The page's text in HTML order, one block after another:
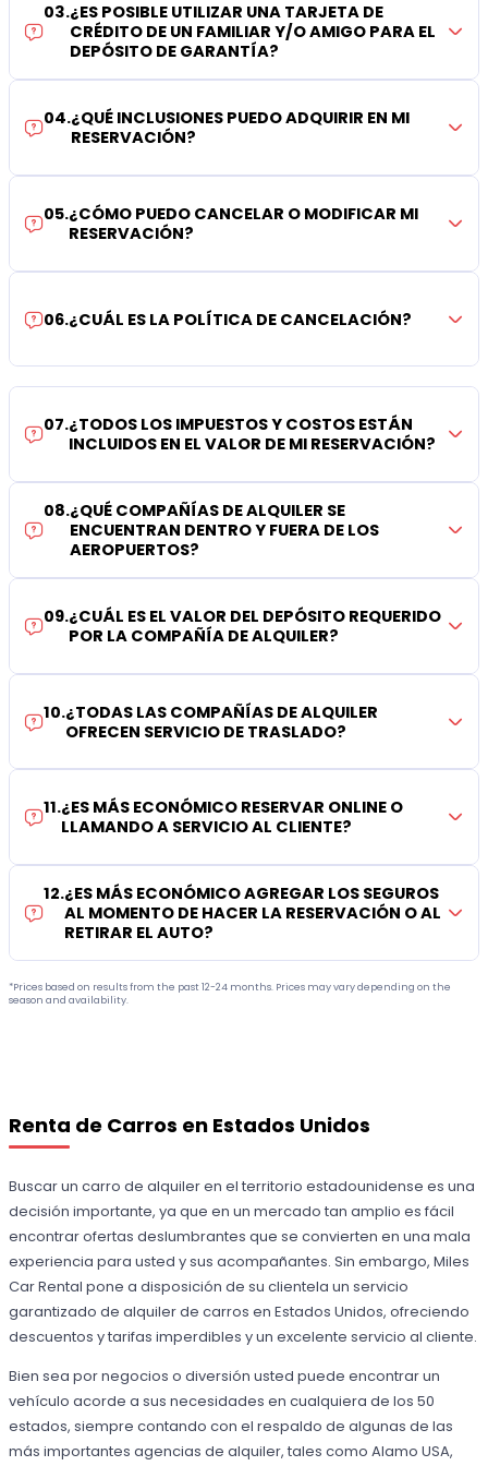
03.¿ES POSIBLE UTILIZAR UNA TARJETA DE
CRÉDITO DE UN FAMILIAR Y/O AMIGO PARA EL
DEPÓSITO DE GARANTÍA?
04.¿QUÉ INCLUSIONES PUEDO ADQUIRIR EN MI
RESERVACIÓN?
05.¿CÓMO PUEDO CANCELAR O MODIFICAR MI
RESERVACIÓN?
06.¿CUÁL ES LA POLÍTICA DE CANCELACIÓN?
07.¿TODOS LOS IMPUESTOS Y COSTOS ESTÁN
INCLUIDOS EN EL VALOR DE MI RESERVACIÓN?
08.¿QUÉ COMPAÑÍAS DE ALQUILER SE
ENCUENTRAN DENTRO Y FUERA DE LOS
AEROPUERTOS?
09.¿CUÁL ES EL VALOR DEL DEPÓSITO REQUERIDO
POR LA COMPAÑÍA DE ALQUILER?
10.¿TODAS LAS COMPAÑÍAS DE ALQUILER
OFRECEN SERVICIO DE TRASLADO?
11.¿ES MÁS ECONÓMICO RESERVAR ONLINE O
LLAMANDO A SERVICIO AL CLIENTE?
12.¿ES MÁS ECONÓMICO AGREGAR LOS SEGUROS
AL MOMENTO DE HACER LA RESERVACIÓN O AL
RETIRAR EL AUTO?
*Prices based on results from the past 12-24 months. Prices may vary depending on the
season and availability.
Renta de Carros en Estados Unidos
Buscar un carro de alquiler en el territorio estadounidense es una
decisión importante, ya que en un mercado tan amplio es fácil
encontrar ofertas deslumbrantes que se convierten en una mala
experiencia para usted y sus acompañantes. Sin embargo, Miles
Car Rental pone a disposición de su clientela un servicio
garantizado de alquiler de carros en Estados Unidos, ofreciendo
descuentos y tarifas imperdibles y un excelente servicio al cliente.
Bien sea por negocios o diversión usted puede encontrar un
vehículo acorde a sus necesidades en cualquiera de los 50
estados, siempre contando con el respaldo de algunas de las
más importantes agencias de alquiler, tales como Alamo USA,